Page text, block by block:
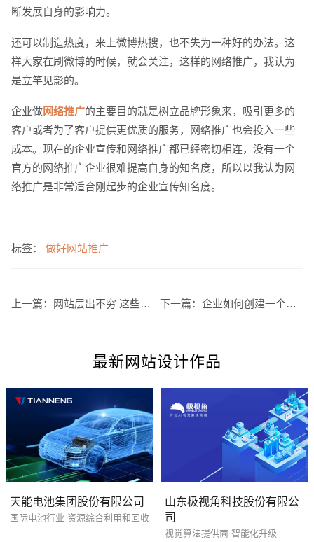
断发展自身的影响力。
还可以制造热度，来上微博热搜，也不失为一种好的办法。这
样大家在刷微博的时候，就会关注，这样的网络推广，我认为
是立竿见影的。
企业做网络推广的主要目的就是树立品牌形象来，吸引更多的
客户或者为了客户提供更优质的服务，网络推广也会投入一些
成本。现在的企业宣传和网络推广都已经密切相连，没有一个
官方的网络推广企业很难提高自身的知名度，所以以我认为网
络推广是非常适合刚起步的企业宣传知名度。
标签： 做好网站推广
上一篇： 网站层出不穷 这些建设事项要注意 下一篇：企业如何创建一个完美的网站
最新网站设计作品
天能电池集团股份有限公司
国际电池行业 资源综合利用和回收
山东极视角科技股份有限公
司
视觉算法提供商 智能化升级
创意品牌型网站 标准企业官网建设 · 外贸网
电商及系统平台开发 · 微信小程序开发 年度
您的预算 3万-5万 5万-8万
招标项目